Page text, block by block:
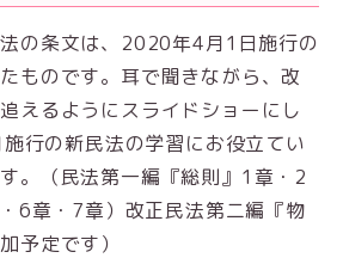
の条文は、2020年4月1日施行の
ものです。耳で聞きながら、改
えるようにスライドショーにし
行の新民法の学習にお役立てい
。（民法第一編『総則』1章・2
6章・7章）改正民法第二編『物
予定です）